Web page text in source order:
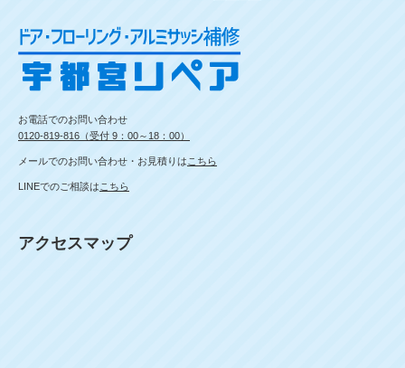
お電話でのお問い合わせ
0120-819-816（受付 9：00～18：00）
メールでのお問い合わせ・お見積りは こちら
LINEでのご相談は こちら
アクセスマップ